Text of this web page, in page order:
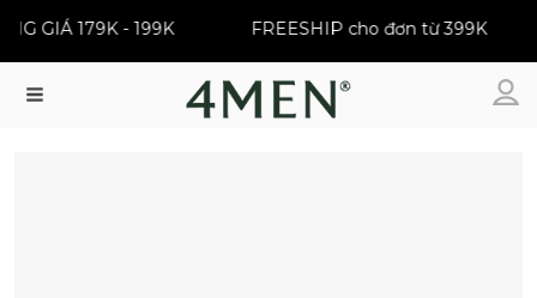
GIÁ 179K - 199K FREESHIP cho đơn từ 399K